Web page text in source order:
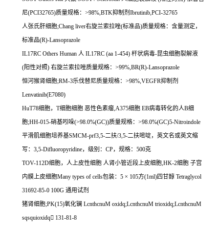
尼(PCI32765)质量规格： >98%,BTK抑制剂 Ibrutinib,PCI-32765
人张氏肝细胞;Chang liver右旋兰索拉唑(标准品)质量规格：含量测定，
标准品(R)-Lansoprazole
IL17RC Others Human 人 IL17RC (aa 1-454) 杆状病毒-昆虫细胞裂解液
(阳性对照) 右旋兰索拉唑质量规格： >99%,BR(R)-Lansoprazole
恒河猴肾细胞;RM-3乐伐替尼质量规格： >98%,VEGFR抑制剂
Lenvatinib(E7080)
HuT78细胞， T细胞细胞 恶性色素瘤,A375细胞 EB病毒转化的人B细
胞;HH-015-硝基吲哚(>98.0%(GC))质量规格： >98.0%(GC)5-Nitroindole
平滑肌细胞培养基SMCM-prf3,5-二扶/3,5-二扶嘧啶，英文名或英文缩
写： 3,5-Difluoropyridine，级别： CP，规格： 500克
TOV-112D细胞，人上皮性细胞 人肾小管近段上皮细胞,HK-2细胞 子宫
内膜上皮细胞Many types of cells包装： 5 × 105方(1ml)四甘醇 Tetraglycol
31692-85-0 100G 通用试剂
猪肾细胞;PK(15)氧化镧 LcnthcnuM oxidq;LcnthcnuM trioxidq;LcnthcnuM
sqsquioxidq 131-81-8